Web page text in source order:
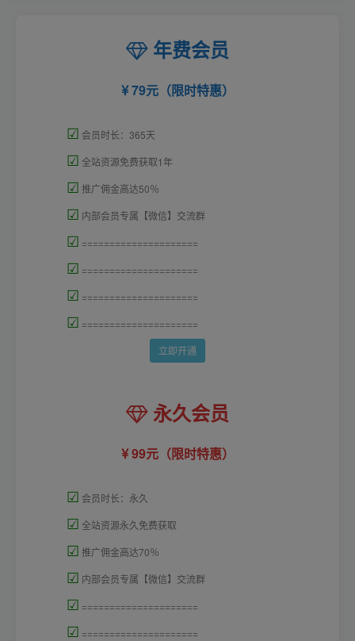
年费会员
79元（限时特惠）
☑ 会员时长：365天
☑ 全站资源免费获取1年
☑ 推广佣金高达50％
☑ 内部会员专属【微信】交流群
☑ =====================
☑ =====================
☑ =====================
☑ =====================
立即开通
永久会员
99元（限时特惠）
☑ 会员时长：永久
☑ 全站资源永久免费获取
☑ 推广佣金高达70％
☑ 内部会员专属【微信】交流群
☑ =====================
☑ =====================